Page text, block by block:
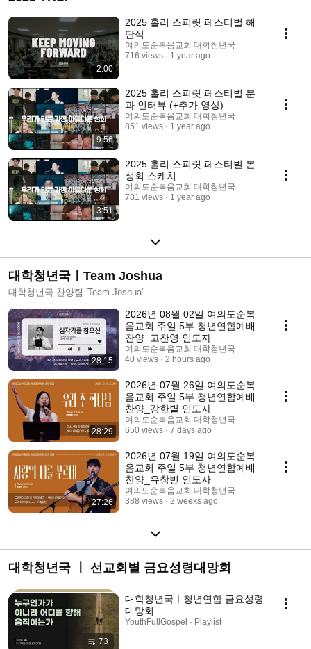
2:00
2025 홀리 스피릿 페스티벌 해
단식
여의도순복음교회 대학청년국
716 views
1 year ago
9:56
2025 홀리 스피릿 페스티벌 분
과 인터뷰 (+추가 영상)
여의도순복음교회 대학청년국
851 views
1 year ago
3:51
2025 홀리 스피릿 페스티벌 본
성회 스케치
여의도순복음교회 대학청년국
781 views
1 year ago
대학청년국ㅣTeam Joshua
대학청년국 찬양팀 'Team Joshua'
28:15
2026년 08월 02일 여의도순복
음교회 주일 5부 청년연합예배
찬양_고찬영 인도자
여의도순복음교회 대학청년국
40 views
2 hours ago
28:29
2026년 07월 26일 여의도순복
음교회 주일 5부 청년연합예배
찬양_강한별 인도자
여의도순복음교회 대학청년국
650 views
7 days ago
27:26
2026년 07월 19일 여의도순복
음교회 주일 5부 청년연합예배
찬양_유창빈 인도자
여의도순복음교회 대학청년국
388 views
2 weeks ago
대학청년국 ㅣ 선교회별 금요성령대망회
73
대학청년국ㅣ청년연합 금요성령
대망회
YouthFullGospel · Playlist